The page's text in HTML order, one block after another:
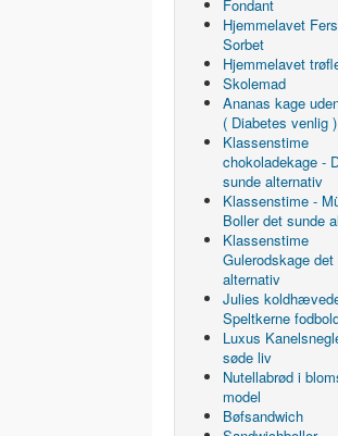
Fondant
Hjemmelavet
Sorbet
Hjemmelavet
Skolemad
Ananas kage
( Diabetes venlig )
Klassenstime
chokoladekage -
sunde alternativ
Klassenstime -
Boller det sunde
Klassenstime
Gulerodskage det
alternativ
Julies
Speltkerne
Luxus
søde liv
Nutellabrød i
model
Bøfsandwich